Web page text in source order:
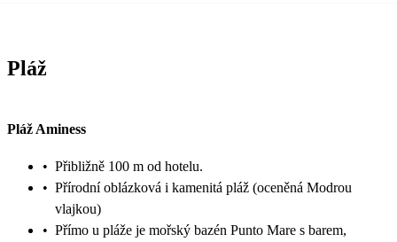
Pláž
Pláž Aminess
• Přibližně 100 m od hotelu.
• Přírodní oblázková i kamenitá pláž (oceněná Modrou
vlajkou)
• Přímo u pláže je mořský bazén Punto Mare s barem,